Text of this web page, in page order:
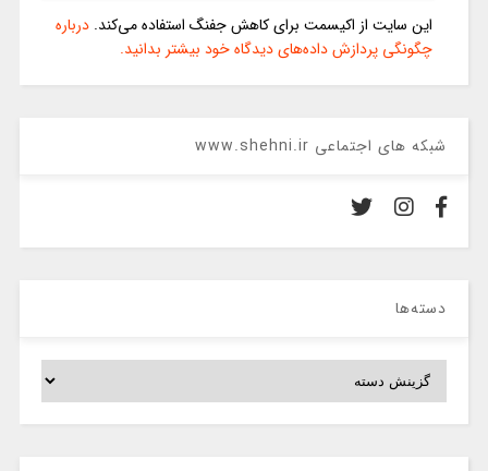
این سایت از اکیسمت برای کاهش جفنگ استفاده می‌کند. درباره
چگونگی پردازش داده‌های دیدگاه خود بیشتر بدانید.
شبکه های اجتماعی www.shehni.ir
دسته‌ها
دسته‌ها